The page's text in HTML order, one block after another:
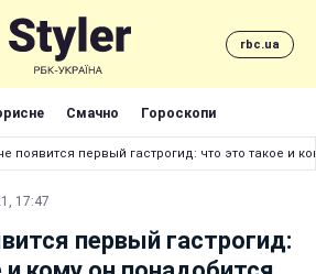
rbc.ua
Смачно Гороскопи
появится первый гастрогид: что это такое и
17:47
первый гастрогид: